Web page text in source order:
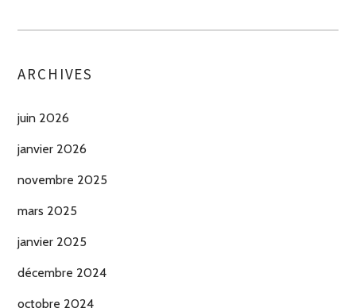
ARCHIVES
juin 2026
janvier 2026
novembre 2025
mars 2025
janvier 2025
décembre 2024
octobre 2024